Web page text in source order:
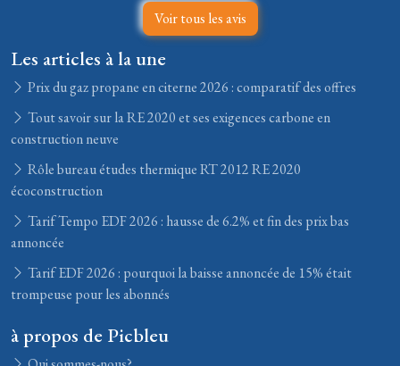
Voir tous les avis
Les articles à la une
Prix du gaz propane en citerne 2026 : comparatif des offres
Tout savoir sur la RE 2020 et ses exigences carbone en
construction neuve
Rôle bureau études thermique RT 2012 RE 2020
écoconstruction
Tarif Tempo EDF 2026 : hausse de 6.2% et fin des prix bas
annoncée
Tarif EDF 2026 : pourquoi la baisse annoncée de 15% était
trompeuse pour les abonnés
à propos de Picbleu